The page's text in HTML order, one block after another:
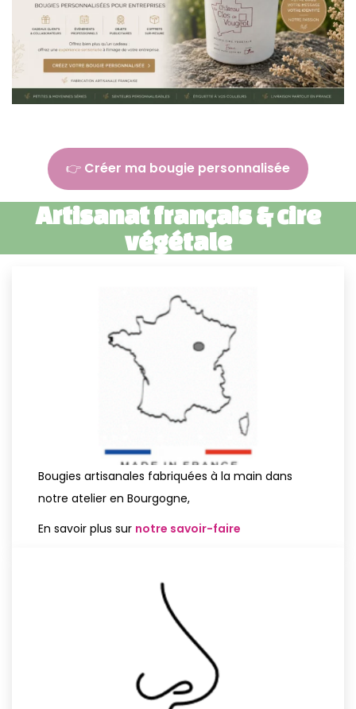
👉 Créer ma bougie personnalisée
Artisanat français & cire
végétale
Bougies artisanales fabriquées à la main dans
notre atelier en Bourgogne,
En savoir plus sur notre savoir-faire